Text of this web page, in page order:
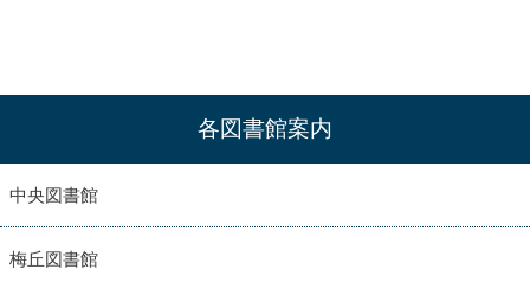
各図書館案内
中央図書館
梅丘図書館